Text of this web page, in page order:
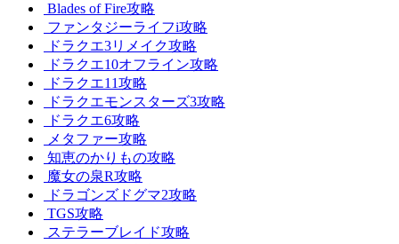
Blades of Fire攻略
ファンタジーライフi攻略
ドラクエ3リメイク攻略
ドラクエ10オフライン攻略
ドラクエ11攻略
ドラクエモンスターズ3攻略
ドラクエ6攻略
メタファー攻略
知恵のかりもの攻略
魔女の泉R攻略
ドラゴンズドグマ2攻略
TGS攻略
ステラーブレイド攻略